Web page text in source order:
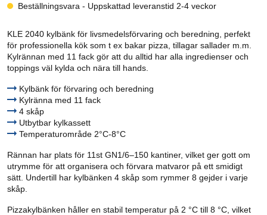
Beställningsvara - Uppskattad leveranstid 2-4 veckor
KLE 2040 kylbänk för livsmedelsförvaring och beredning, perfekt
för professionella kök som t ex bakar pizza, tillagar sallader m.m.
Kylrännan med 11 fack gör att du alltid har alla ingredienser och
toppings väl kylda och nära till hands.
Kylbänk för förvaring och beredning
Kylränna med 11 fack
4 skåp
Utbytbar kylkassett
Temperaturområde 2°C-8°C
Rännan har plats för 11st GN1/6–150 kantiner, vilket ger gott om
utrymme för att organisera och förvara matvaror på ett smidigt
sätt. Undertill har kylbänken 4 skåp som rymmer 8 gejder i varje
skåp.
Pizzakylbänken håller en stabil temperatur på 2 °C till 8 °C, vilket